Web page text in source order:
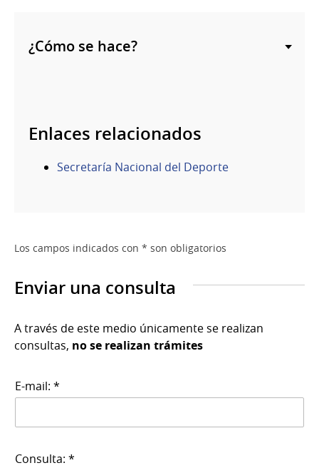
¿Cómo se hace?
Enlaces relacionados
Secretaría Nacional del Deporte
Los campos indicados con * son obligatorios
Enviar una consulta
A través de este medio únicamente se realizan
consultas, no se realizan trámites
E-mail: *
Consulta: *